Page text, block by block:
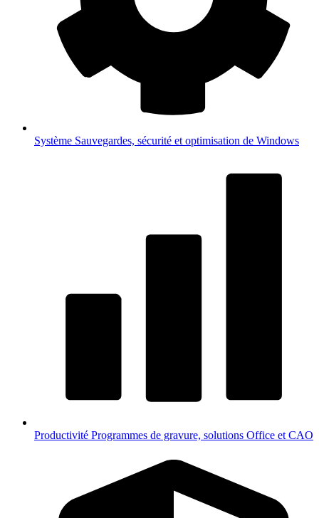
Système Sauvegardes, sécurité et optimisation de Windows
Productivité Programmes de gravure, solutions Office et CAO